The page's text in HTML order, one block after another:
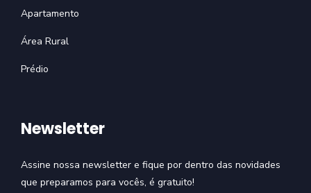
Apartamento
Área Rural
Prédio
Newsletter
Assine nossa newsletter e fique por dentro das novidades
que preparamos para vocês, é gratuito!